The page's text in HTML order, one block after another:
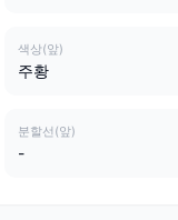
색상(앞)
주황
분할선(앞)
-